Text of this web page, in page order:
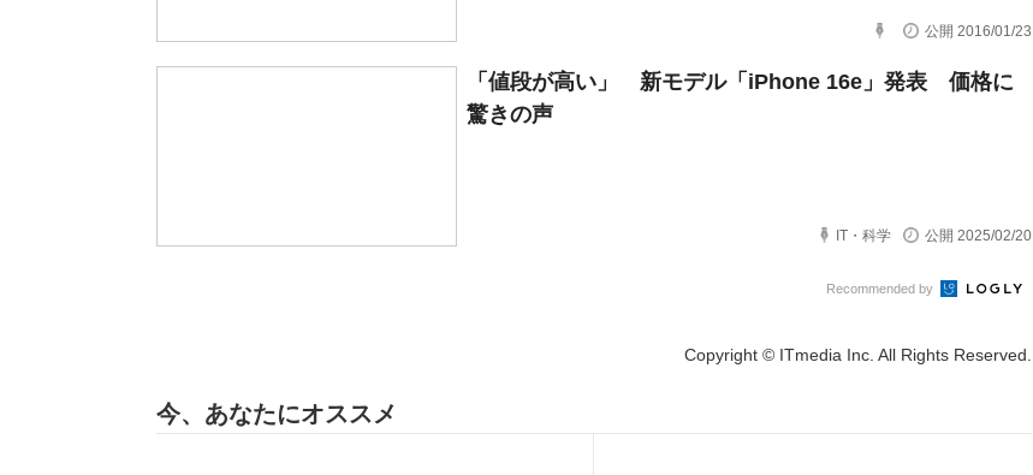
公開 2016/01/23
「値段が高い」 新モデル「iPhone 16e」発表 価格に
驚きの声
IT・科学 公開 2025/02/20
Recommended by
Copyright © ITmedia Inc. All Rights Reserved.
今、あなたにオススメ